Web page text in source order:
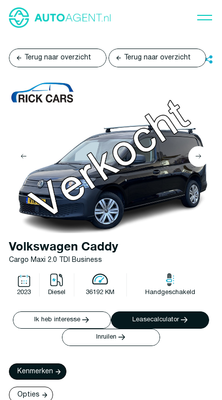
Terug naar overzicht Terug naar overzicht
Volkswagen Caddy
Cargo Maxi 2.0 TDI Business
2023 Diesel 36192 KM Handgeschakeld
Ik heb interesse Leasecalculator
Inruilen
Kenmerken
Opties